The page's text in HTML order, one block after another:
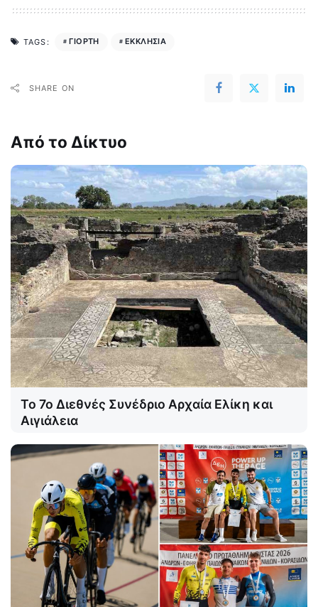
TAGS: ΓΙΟΡΤΗ ΕΚΚΛΗΣΙΑ
SHARE ON
Από το Δίκτυο
Το 7ο Διεθνές Συνέδριο Αρχαία Ελίκη και
Αιγιάλεια